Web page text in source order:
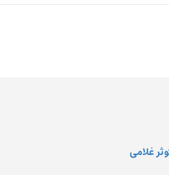
غلامی